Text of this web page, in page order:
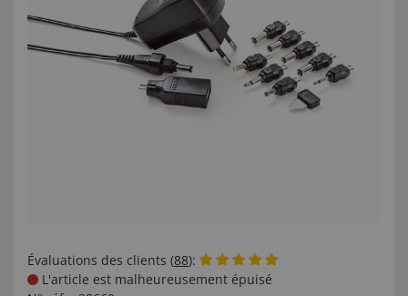
Évaluations des clients (88):
L'article est malheureusement épuisé